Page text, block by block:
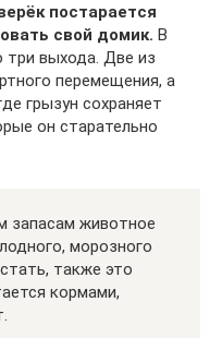
постарается
свой домик. В
выхода. Две из
перемещения, а
грызун сохраняет
он старательно
запасам животное
морозного
также это
кормами,